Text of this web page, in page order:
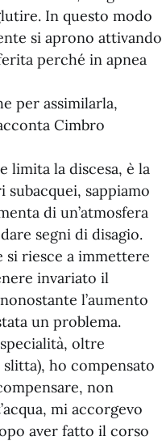
In questo modo
si aprono attivando
perché in apnea
per assimilarla,
Cimbro
limita la discesa, è la
sappiamo
di un’atmosfera
segni di disagio.
riesce a immettere
invariato il
l’aumento
un problema.
oltre
slitta), ho compensato
non
mi accorgevo
aver fatto il corso